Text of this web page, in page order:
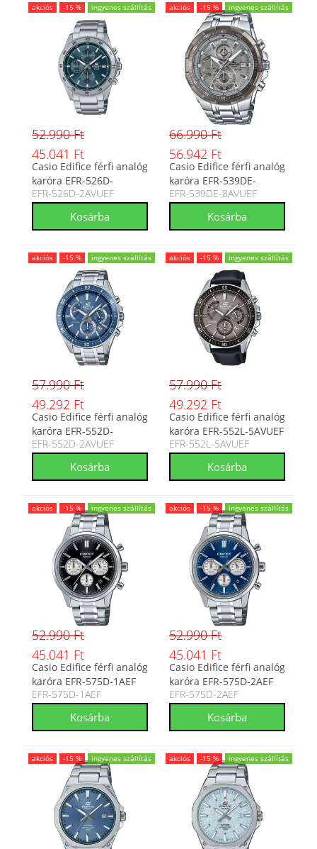
akciós -15 % ingyenes szállítás
52.990 Ft
45.041 Ft
Casio Edifice férfi analóg
karóra EFR-526D-
2AVUEF
EFR-526D-2AVUEF
akciós -15 % ingyenes szállítás
66.990 Ft
56.942 Ft
Casio Edifice férfi analóg
karóra EFR-539DE-
8AVUEF
EFR-539DE-8AVUEF
akciós -15 % ingyenes szállítás
57.990 Ft
49.292 Ft
Casio Edifice férfi analóg
karóra EFR-552D-
2AVUEF
EFR-552D-2AVUEF
akciós -15 % ingyenes szállítás
57.990 Ft
49.292 Ft
Casio Edifice férfi analóg
karóra EFR-552L-5AVUEF
EFR-552L-5AVUEF
akciós -15 % ingyenes szállítás
52.990 Ft
45.041 Ft
Casio Edifice férfi analóg
karóra EFR-575D-1AEF
EFR-575D-1AEF
akciós -15 % ingyenes szállítás
52.990 Ft
45.041 Ft
Casio Edifice férfi analóg
karóra EFR-575D-2AEF
EFR-575D-2AEF
akciós -15 % ingyenes szállítás akciós -15 % ingyenes szállítás